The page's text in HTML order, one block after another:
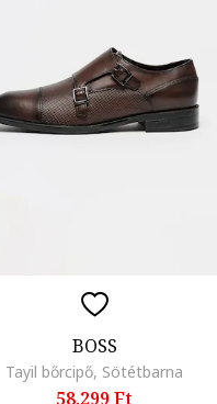
BOSS
Tayil bőrcipő, Sötétbarna
58.299 Ft